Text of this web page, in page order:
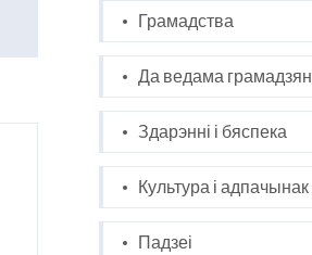
Грамадства
Да ведама грамадзян
Здарэнні і бяспека
Культура і адпачынак
Падзеі